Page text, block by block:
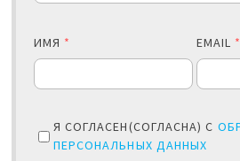
ИМЯ * EMAIL *
Я СОГЛАСЕН(СОГЛАСНА) С
ПЕРСОНАЛЬНЫХ ДАННЫХ